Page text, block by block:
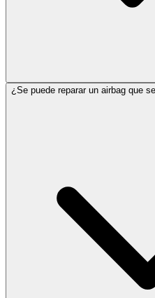
¿Se puede reparar un airbag que